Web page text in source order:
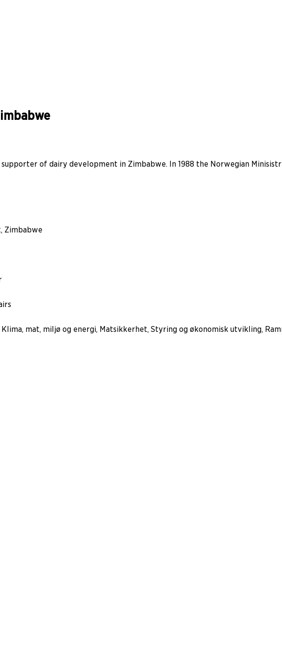
supporter of dairy development in Zimbabwe. In 1988 the Norwegian
Zimbabwe
mat, miljø og energi, Matsikkerhet, Styring og økonomisk utvikling,